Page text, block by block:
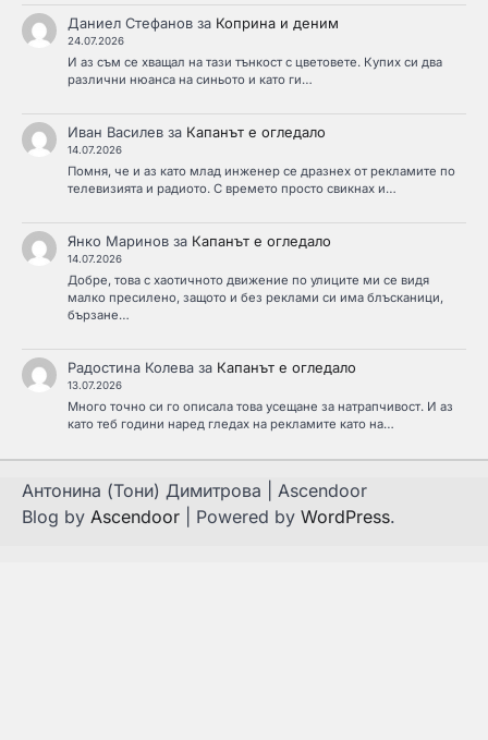
Даниел Стефановза Коприна и деним
24.07.2026
И аз съм се хващал на тази тънкост с цветовете. Купих си два
различни нюанса на синьото и като ги…
Иван Василевза Капанът е огледало
14.07.2026
Помня, че и аз като млад инженер се дразнех от рекламите по
телевизията и радиото. С времето просто свикнах и…
Янко Мариновза Капанът е огледало
14.07.2026
Добре, това с хаотичното движение по улиците ми се видя
малко пресилено, защото и без реклами си има блъсканици,
бързане…
Радостина Колеваза Капанът е огледало
13.07.2026
Много точно си го описала това усещане за натрапчивост. И аз
като теб години наред гледах на рекламите като на…
Антонина (Тони) Димитрова | Ascendoor
Blog by Ascendoor | Powered by WordPress.